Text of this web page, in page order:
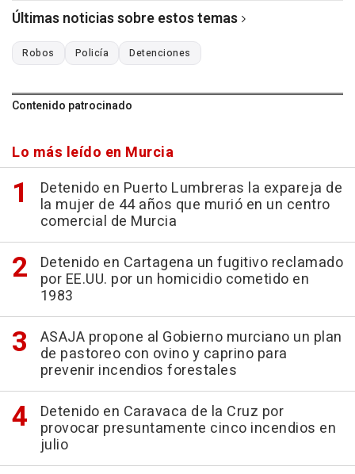
Últimas noticias sobre estos temas
Robos Policía Detenciones
Contenido patrocinado
Lo más leído en Murcia
Detenido en Puerto Lumbreras la expareja de
la mujer de 44 años que murió en un centro
comercial de Murcia
Detenido en Cartagena un fugitivo reclamado
por EE.UU. por un homicidio cometido en
1983
ASAJA propone al Gobierno murciano un plan
de pastoreo con ovino y caprino para
prevenir incendios forestales
Detenido en Caravaca de la Cruz por
provocar presuntamente cinco incendios en
julio